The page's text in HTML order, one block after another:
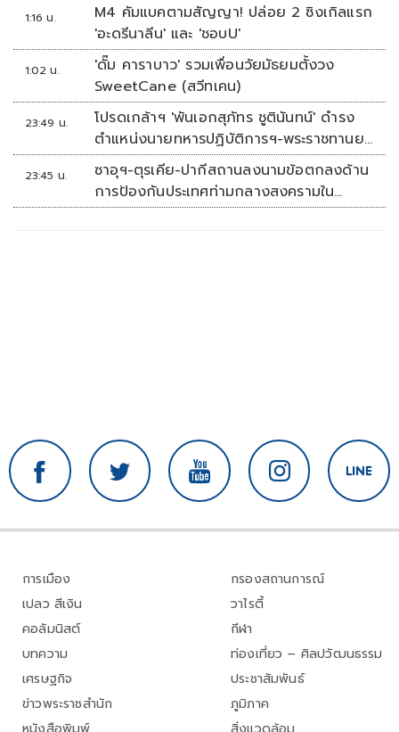
1:16 น.
M4 คัมแบคตามสัญญา! ปล่อย 2 ซิงเกิลแรก
'อะดรีนาลีน' และ 'ชอบU'
1:02 น.
'ดั๊ม คาราบาว' รวมเพื่อนวัยมัธยมตั้งวง
SweetCane (สวีทเคน)
23:49 น.
โปรดเกล้าฯ 'พันเอกสุภัทร ชูตินันทน์' ดำรง
ตำแหน่งนายทหารปฏิบัติการฯ-พระราชทานยศ
'พลตรี'
23:45 น.
ซาอุฯ-ตุรเคีย-ปากีสถานลงนามข้อตกลงด้าน
การป้องกันประเทศท่ามกลางสงครามใน
ภูมิภาค
การเมือง
เปลว สีเงิน
คอลัมนิสต์
บทความ
เศรษฐกิจ
ข่าวพระราชสำนัก
กรองสถานการณ์
วาไรตี้
กีฬา
ท่องเที่ยว – ศิลปวัฒนธรรม
ประชาสัมพันธ์
ภูมิภาค